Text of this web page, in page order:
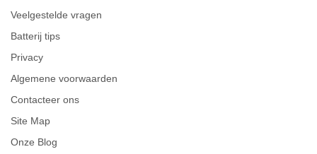
Veelgestelde vragen
Batterij tips
Privacy
Algemene voorwaarden
Contacteer ons
Site Map
Onze Blog